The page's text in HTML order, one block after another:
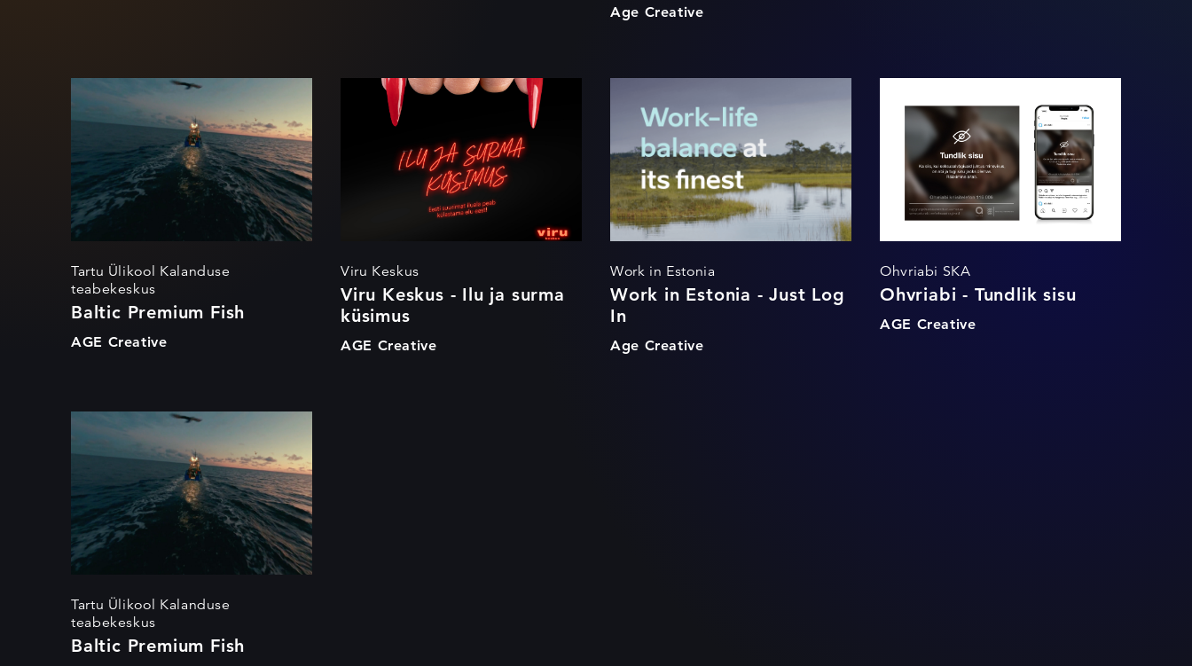
Age Creative
Baltic Premium
Fish
Tartu Ülikool Kalanduse
teabekeskus
Baltic Premium Fish
AGE Creative
Viru Keskus - Ilu ja
surma küsimus
Viru Keskus
Viru Keskus - Ilu ja surma
küsimus
AGE Creative
Just Log In
Work in Estonia
Work in Estonia - Just Log
In
Age Creative
sisu
Ohvriabi SKA
Ohvriabi - Tundlik sisu
AGE Creative
Baltic Premium
Fish
Tartu Ülikool Kalanduse
teabekeskus
Baltic Premium Fish